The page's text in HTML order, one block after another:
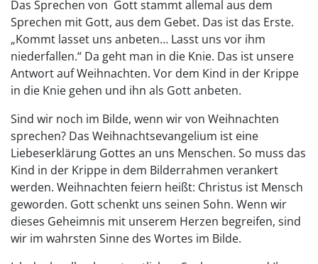
Das Sprechen von Gott stammt allemal aus dem
Sprechen mit Gott, aus dem Gebet. Das ist das Erste.
„Kommt lasset uns anbeten… Lasst uns vor ihm
niederfallen.“ Da geht man in die Knie. Das ist unsere
Antwort auf Weihnachten. Vor dem Kind in der Krippe
in die Knie gehen und ihn als Gott anbeten.
Sind wir noch im Bilde, wenn wir von Weihnachten
sprechen? Das Weihnachtsevangelium ist eine
Liebeserklärung Gottes an uns Menschen. So muss das
Kind in der Krippe in dem Bilderrahmen verankert
werden. Weihnachten feiern heißt: Christus ist Mensch
geworden. Gott schenkt uns seinen Sohn. Wenn wir
dieses Geheimnis mit unserem Herzen begreifen, sind
wir im wahrsten Sinne des Wortes im Bilde.